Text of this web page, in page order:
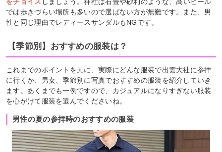
をチョイス しましょう。神社は石畳や砂利のような、高いヒール
では歩きづらい場所も多いので選ばない方が無難です。また、男
性と同じ理由でレディースサンダルもNGです。
【季節別】おすすめの服装は？
これまでのポイントを元に、実際にどんな服装で出雲大社に参拝
に行くか、男女、季節別に写真でおすすめの服装を紹介していき
ます。あくまでも一例ですので、カジュアルになりすぎない服装
を心がけて服装を選んでくださいね。
男性の夏の参拝時のおすすめの服装